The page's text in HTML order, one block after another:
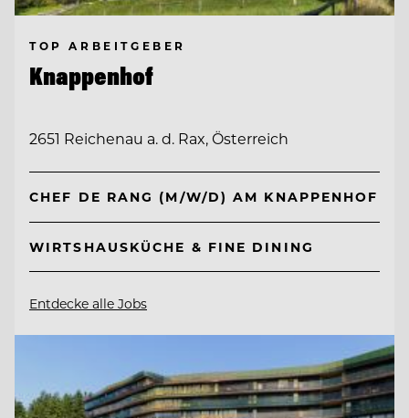
TOP ARBEITGEBER
Knappenhof
2651 Reichenau a. d. Rax, Österreich
CHEF DE RANG (M/W/D) AM KNAPPENHOF
WIRTSHAUSKÜCHE & FINE DINING
Entdecke alle Jobs